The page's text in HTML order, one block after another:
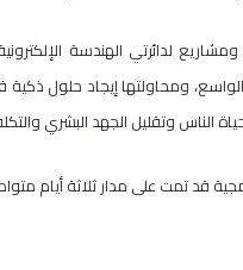
لدائرتي الهندسة
ومحاولتها إيجاد حلول
الناس وتقليل الجهد البشري
قد تمت على مدار ثلاثة أيام